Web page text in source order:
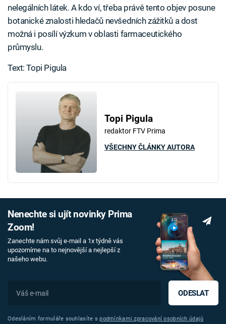
nelegálních látek. A kdo ví, třeba právě tento objev posune
botanické znalosti hledačů nevšedních zážitků a dost
možná i posílí výzkum v oblasti farmaceutického
průmyslu.
Text: Topi Pigula
Topi Pigula
redaktor FTV Prima
VŠECHNY ČLÁNKY AUTORA
Nenechte si ujít novinky Prima
Zoom!
Zanechte nám svůj e-mail a 1x týdně vás
upozorníme na to nejnovější a nejlepší z
našeho webu.
ODESLAT
Odesláním formuláře souhlasíte spodmínkami zpracování osobních údajů